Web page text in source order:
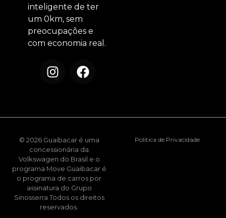
inteligente de ter
um 0km, sem
preocupações e
com economia real.
© 2026 Guaibacar é uma
concessionária da
Volkswagen do Brasil e o
programa Move Guaibacar é
o programa de carros por
assinatura do Grupo
Sinosserra Todos os direitos
reservados.
Política de Privacidade